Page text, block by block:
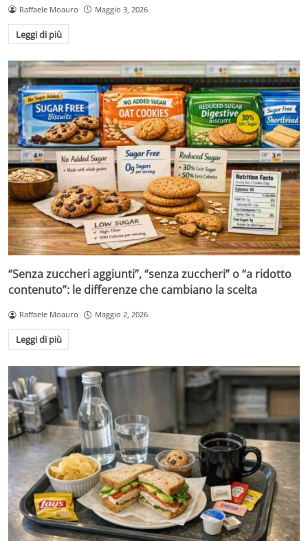
Raffaele Moauro Maggio 3, 2026
Leggi di più
“Senza zuccheri aggiunti”, “senza zuccheri” o “a ridotto
contenuto”: le differenze che cambiano la scelta
Raffaele Moauro Maggio 2, 2026
Leggi di più